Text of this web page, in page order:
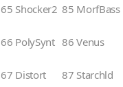
65 Shocker2 85 MorfBass
66 PolySynt 86 Venus
67 Distort 87 Starchld